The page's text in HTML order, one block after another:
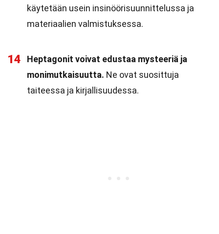
käytetään usein insinöörisuunnittelussa ja
materiaalien valmistuksessa.
14
Heptagonit voivat edustaa mysteeriä ja
monimutkaisuutta. Ne ovat suosittuja
taiteessa ja kirjallisuudessa.